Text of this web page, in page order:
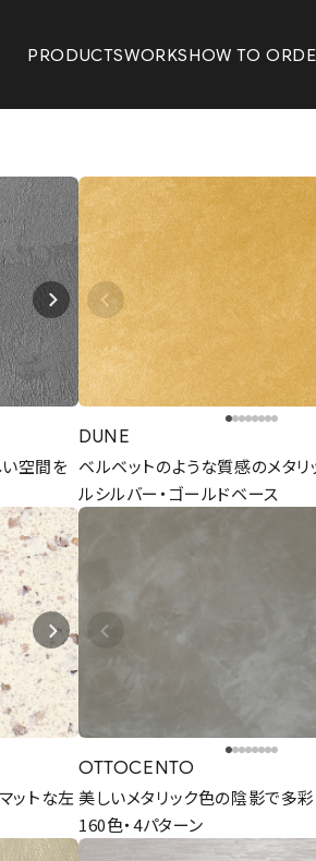
PRODUCTSWORKSHOW TO
空間を
DUNE
ベルベットのような質感のメタリ
ルシルバー・ゴールドベース
ットな左
OTTOCENTO
美しいメタリック色の陰影で多
160色・4パターン